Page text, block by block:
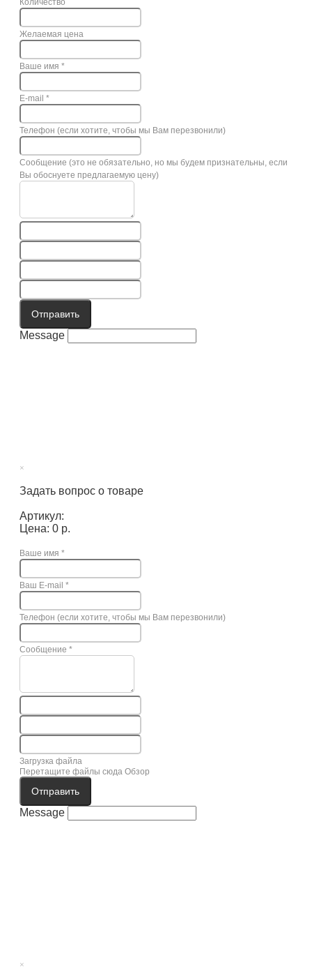
Количество
Желаемая цена
Ваше имя *
E-mail *
Телефон (если хотите, чтобы мы Вам перезвонили)
Сообщение (это не обязательно, но мы будем признательны, если
Вы обоснуете предлагаемую цену)
Отправить
Message
×
Задать вопрос о товаре
Артикул:
Цена: 0 р.
Ваше имя *
Ваш E-mail *
Телефон (если хотите, чтобы мы Вам перезвонили)
Сообщение *
Загрузка файла
Перетащите файлы сюда Обзор
Отправить
Message
×